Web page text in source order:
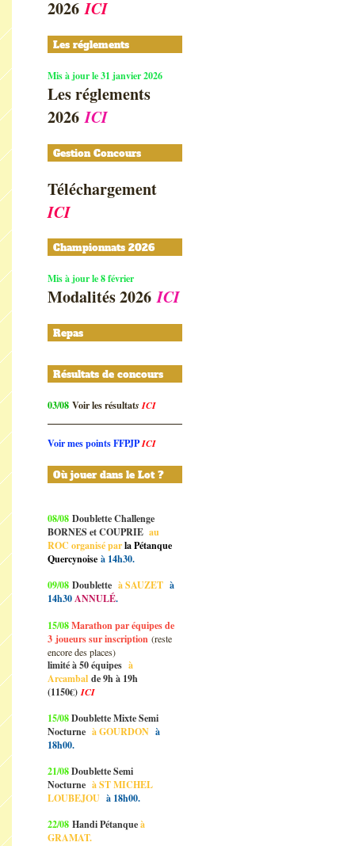
2026ICI
Les réglements
Mis à jour le 31 janvier 2026
Les réglements
2026ICI
Gestion Concours
Téléchargement
ICI
Championnats 2026
Mis à jour le 8 février
Modalités 2026ICI
Repas
Résultats de concours
03/08 Voir les résultats ICI
Voir mes points FFPJPICI
Où jouer dans le Lot ?
08/08 Doublette Challenge
BORNES et COUPRIE au
ROC organisé parla Pétanque
Quercynoise à 14h30.
09/08 Doublette à SAUZET à
14h30ANNULÉ.
15/08Marathon par équipes de
3 joueurs sur inscription (reste
encore des places)
limité à 50 équipes à
Arcambal de 9h à 19h
(1150€)ICI
15/08Doublette Mixte Semi
Nocturne à GOURDON à
18h00.
21/08Doublette Semi
Nocturne à ST MICHEL
LOUBEJOU à 18h00.
22/08 Handi Pétanqueà
GRAMAT.